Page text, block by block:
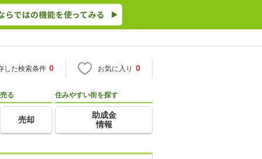
した検索条件 0 お気に入り 0
売る
売却
住みやすい街を探す
助成金
情報